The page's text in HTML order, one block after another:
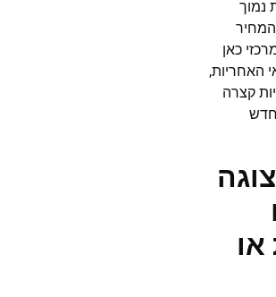
נמוך
כאן
האחריות,
קצרה
חדש
או